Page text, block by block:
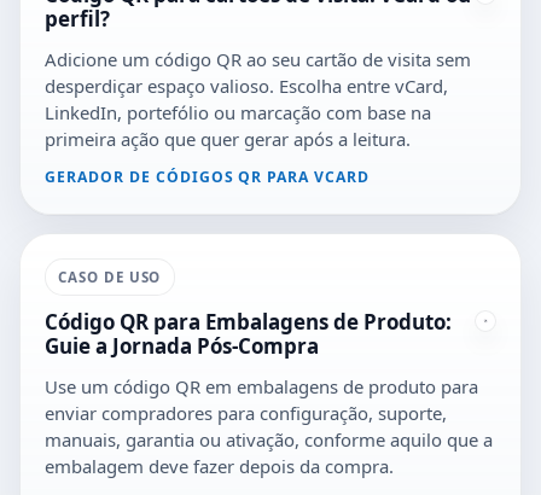
perfil?
Adicione um código QR ao seu cartão de visita sem
desperdiçar espaço valioso. Escolha entre vCard,
LinkedIn, portefólio ou marcação com base na
primeira ação que quer gerar após a leitura.
GERADOR DE CÓDIGOS QR PARA VCARD
CASO DE USO
Código QR para Embalagens de Produto:
Guie a Jornada Pós-Compra
Use um código QR em embalagens de produto para
enviar compradores para configuração, suporte,
manuais, garantia ou ativação, conforme aquilo que a
embalagem deve fazer depois da compra.